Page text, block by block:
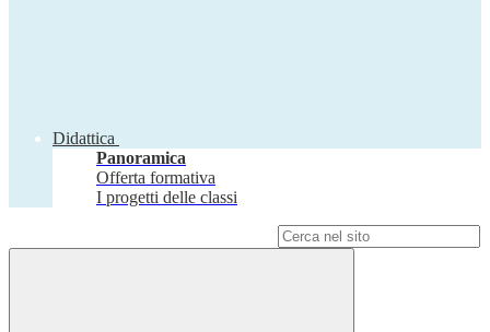
Didattica
Panoramica
Offerta formativa
I progetti delle classi